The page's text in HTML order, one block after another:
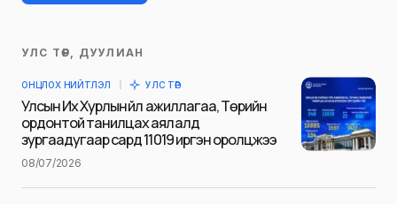
Таны имэйл хаягийг нийтлэхгүй.
Шаардлагатай талбаруудыг *гэж
тэмдэглэсэн
УЛС ТӨР, ДУУЛИАН
ОНЦЛОХ НИЙТЛЭЛ УЛС ТӨР
Улсын Их Хурлын үйл ажиллагаа, Төрийн
ордонтой танилцах аялалд
зургаадугаар сард 11019 иргэн оролцжээ
08/07/2026